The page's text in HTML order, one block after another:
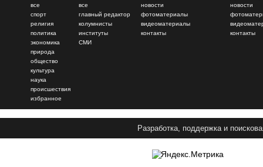
все
спорт
религия
политика
экономика
природа
общество
культура
наука
происшествия
избранное
все
главный редактор
колумнисты
институты
СМИ
новости
фотоматериалы
видеоматериалы
контакты
новости
контакты
Разработка, поддержка и